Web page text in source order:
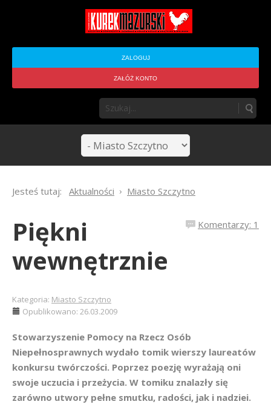
ZALOGUJ
ZAŁÓŻ KONTO
Jesteś tutaj: Aktualności Miasto Szczytno
Komentarzy: 1
Piękni
wewnętrznie
Kategoria: Miasto Szczytno
Opublikowano: 26.03.2009
Stowarzyszenie Pomocy na Rzecz Osób
Niepełnosprawnych wydało tomik wierszy laureatów
konkursu twórczości. Poprzez poezję wyrażają oni
swoje uczucia i przeżycia. W tomiku znalazły się
zarówno utwory pełne smutku, radości, jak i nadziei.